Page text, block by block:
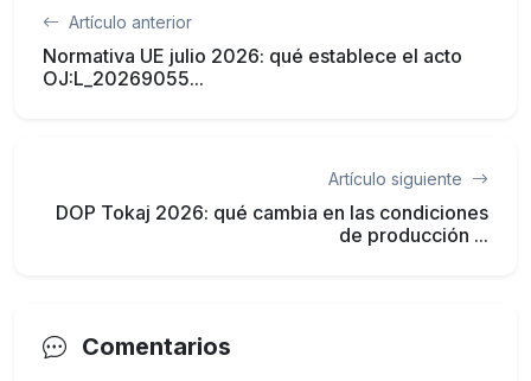
Artículo anterior
Normativa UE julio 2026: qué establece el acto
OJ:L_20269055...
Artículo siguiente
DOP Tokaj 2026: qué cambia en las condiciones
de producción ...
Comentarios